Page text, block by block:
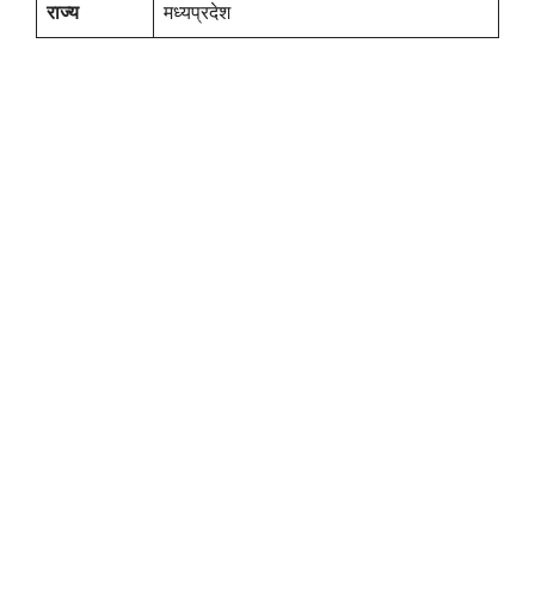
राज्य मध्यप्रदेश